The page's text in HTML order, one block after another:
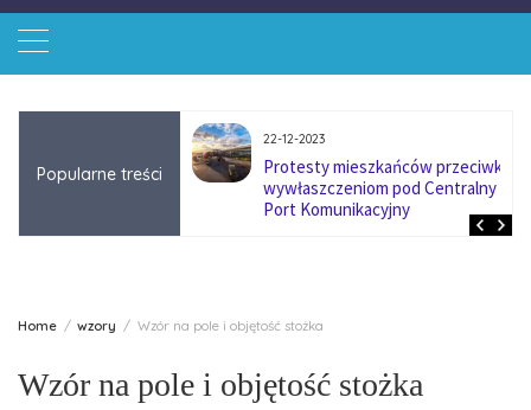
Popularne treści
się na zmianę
w firmach
22-12-2023
Protesty mieszkańców przeciwko
wywłaszczeniom pod Centralny
Port Komunikacyjny
Home wzory Wzór na pole i objętość stożka
Wzór na pole i objętość stożka